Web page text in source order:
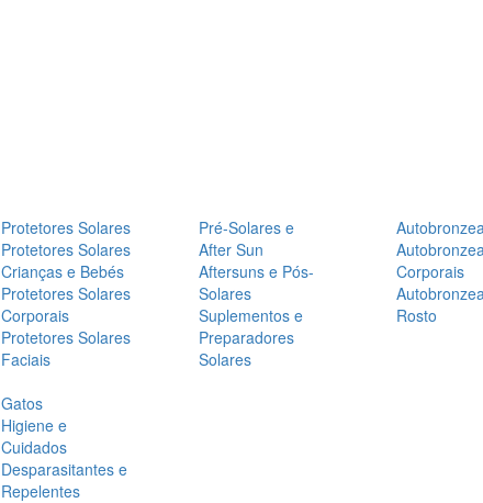
Protetores Solares
Protetores Solares
Crianças e Bebés
Protetores Solares
Corporais
Protetores Solares
Faciais
Pré-Solares e
After Sun
Aftersuns e Pós-
Solares
Suplementos e
Preparadores
Solares
Corporais
Rosto
Gatos
Higiene e
Cuidados
Desparasitantes e
Repelentes